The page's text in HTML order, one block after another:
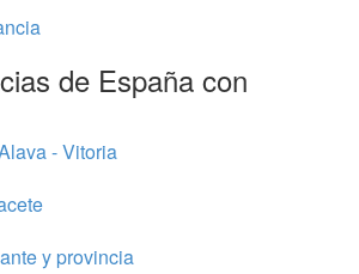
de España con
- Vitoria
y provincia